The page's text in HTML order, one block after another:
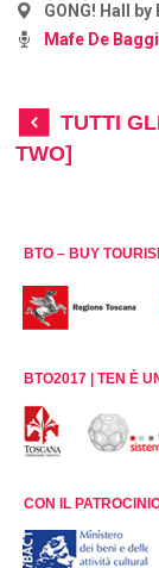
GONG! Hall
Mafe De
TUTTI
TWO]
BTO – BUY
BTO2017 | TEN È
CON IL